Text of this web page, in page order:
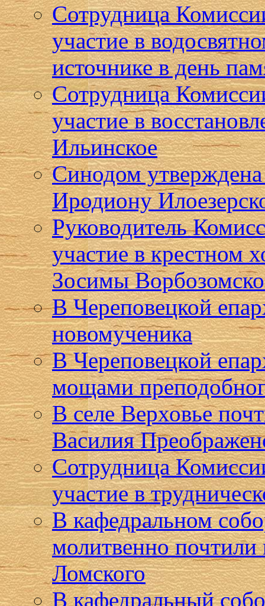
Сотрудница
участие в
источнике в день
Сотрудница
участие в
Ильинское
Синодом
Иродиону
Руководитель
участие в крестном
Зосимы
В Череповецкой
новомученика
В Череповецкой
мощами
В селе Верховье
Василия
Сотрудница
участие в
В кафедральном
молитвенно почтили
Ломского
В кафедральный